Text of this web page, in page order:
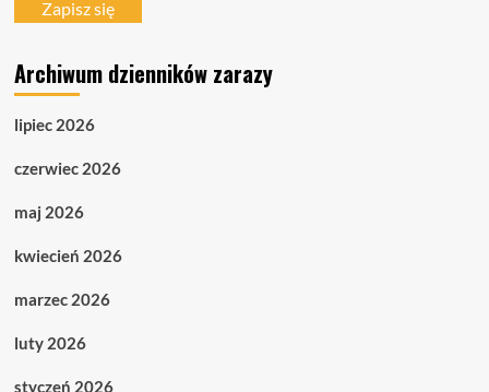
Zapisz się
Archiwum dzienników zarazy
lipiec 2026
czerwiec 2026
maj 2026
kwiecień 2026
marzec 2026
luty 2026
styczeń 2026